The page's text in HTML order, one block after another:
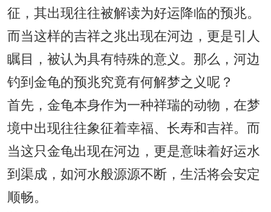
征，其出现往往被解读为好运降临的预兆。
而当这样的吉祥之兆出现在河边，更是引人
瞩目，被认为具有特殊的意义。那么，河边
钓到金龟的预兆究竟有何解梦之义呢？
首先，金龟本身作为一种祥瑞的动物，在梦
境中出现往往象征着幸福、长寿和吉祥。而
当这只金龟出现在河边，更是意味着好运水
到渠成，如河水般源源不断，生活将会安定
顺畅。